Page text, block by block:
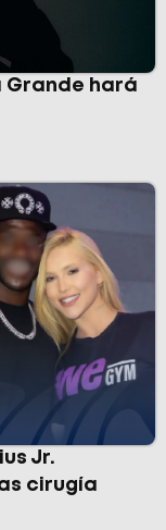
Grande hará
Jr.
cirugía